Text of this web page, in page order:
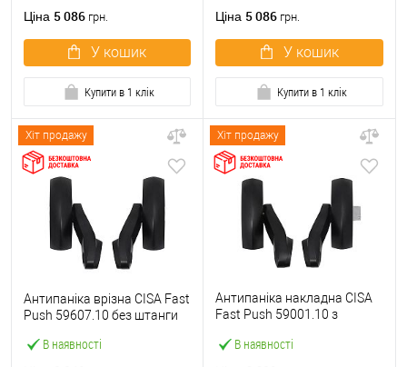
Ціна 5 086 грн.
У кошик
Купити в 1 клік
Ціна 5 086 грн.
У кошик
Купити в 1 клік
Хіт продажу
В наявності
Антипаніка врізна CISA Fast
Push 59607.10 без штанги
Хіт продажу
В наявності
Антипаніка накладна CISA
Fast Push 59001.10 з